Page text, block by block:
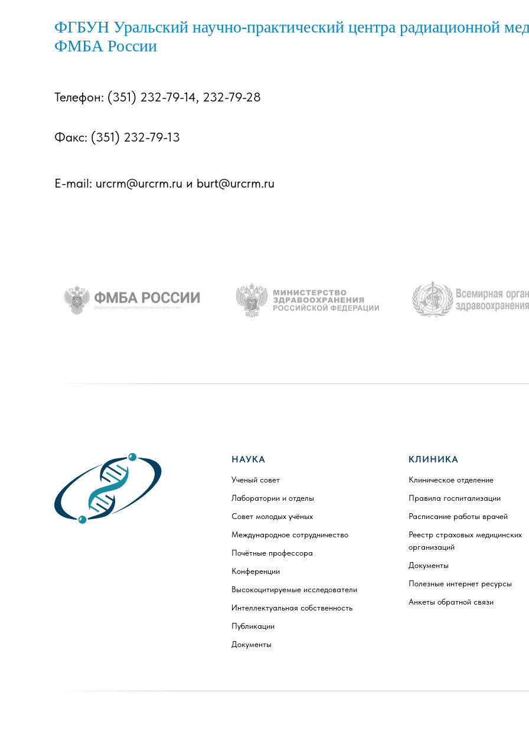
ФГБУН Уральский научно-практический центра радиационной
ФМБА России
Телефон: (351) 232-79-14, 232-79-28
Факс: (351) 232-79-13
E-mail: urcrm@urcrm.ru и burt@urcrm.ru
НАУКА
Ученый совет
Лаборатории и отделы
Совет молодых учёных
Международное сотрудничество
Почётные профессора
Конференции
Высокоцитируемые исследователи
Интеллектуальная собственность
Публикации
Документы
КЛИНИКА
Клиническое отделение
Правила госпитализации
Расписание работы врачей
Реестр страховых медицинских
организаций
Документы
Полезные интернет ресурсы
Анкеты обратной связи